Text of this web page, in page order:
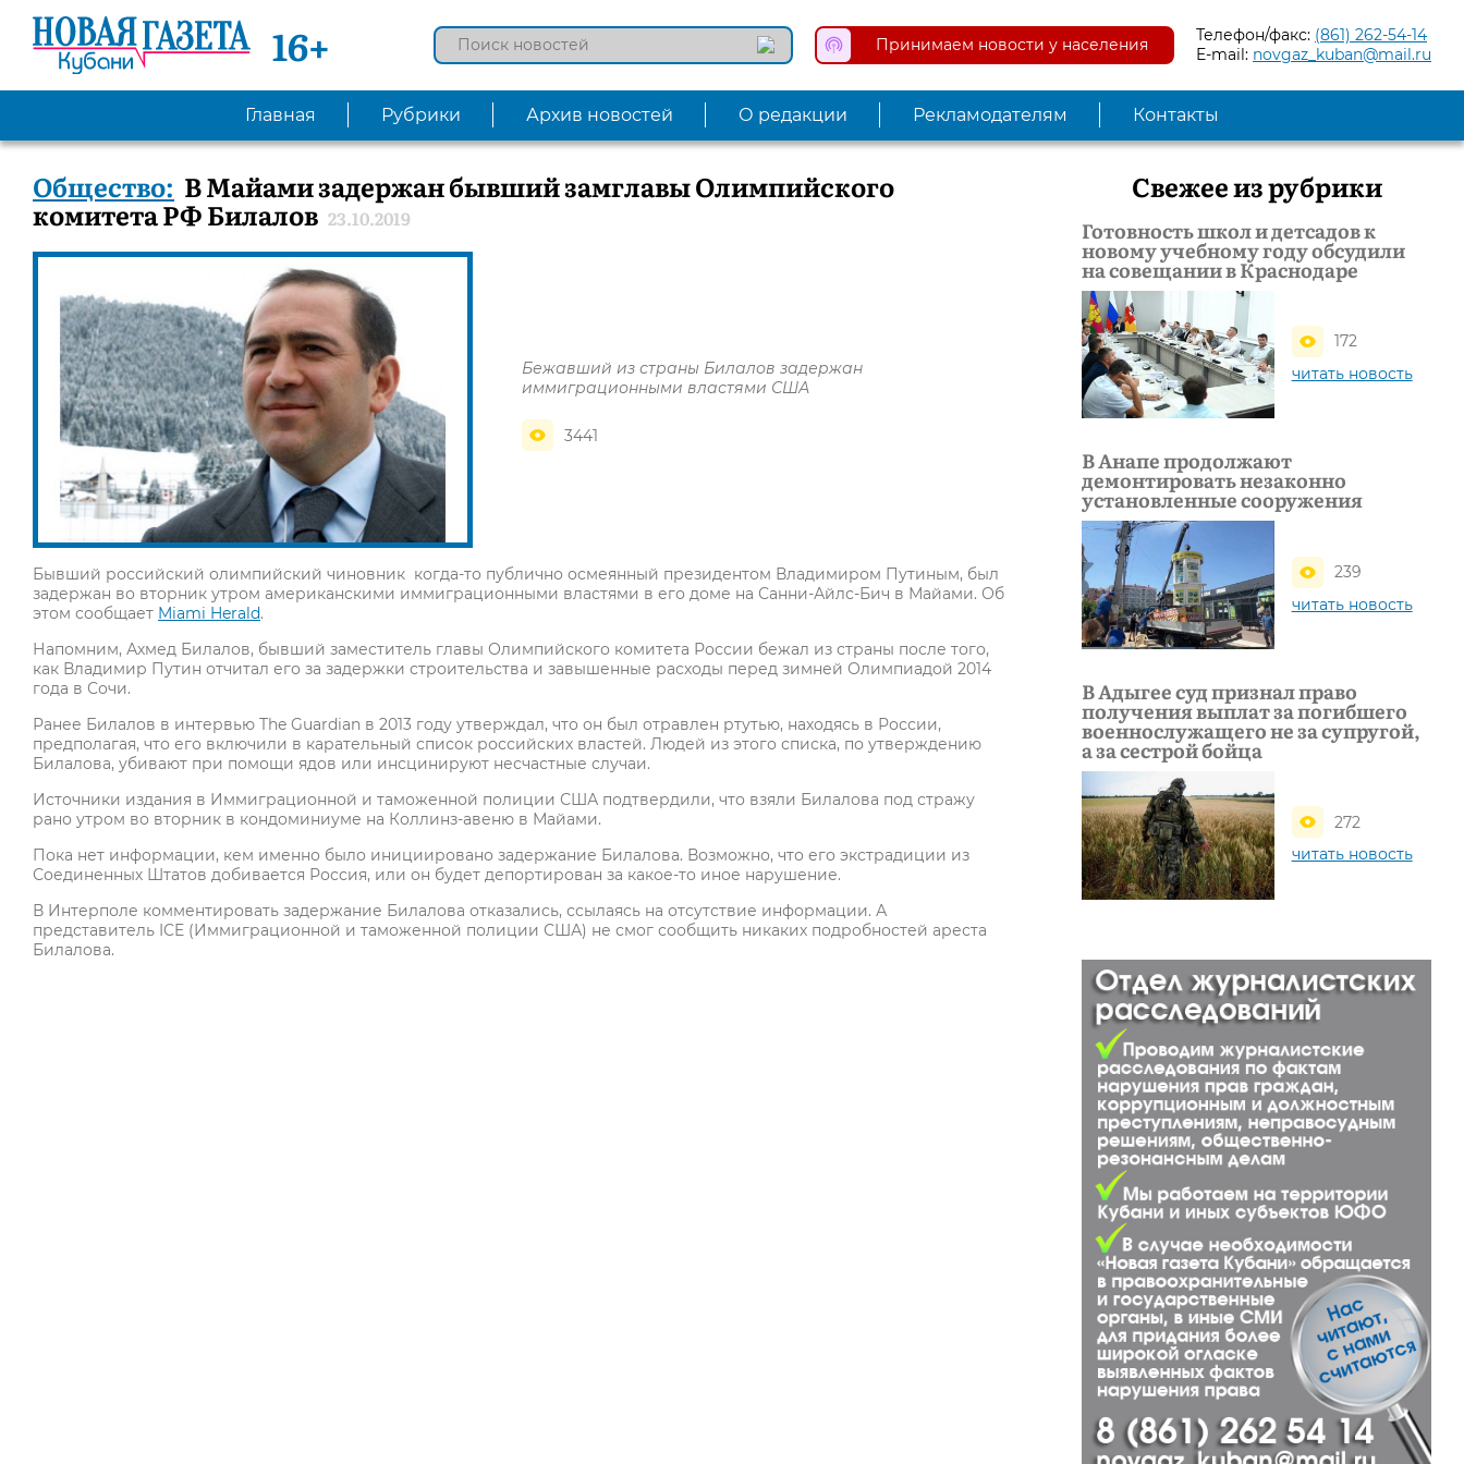
16+ Принимаем новости у населения Телефон/факс: (861) 262-54-14
E-mail: novgaz_kuban@mail.ru
Главная Рубрики Архив новостей О редакции Рекламодателям Контакты
Общество: В Майами задержан бывший замглавы Олимпийского
комитета РФ Билалов 23.10.2019
Бежавший из страны Билалов задержан
иммиграционными властями США
3441
Бывший российский олимпийский чиновник когда-то публично осмеянный президентом Владимиром Путиным, был
задержан во вторник утром американскими иммиграционными властями в его доме на Санни-Айлс-Бич в Майами. Об
этом сообщает Miami Herald.
Напомним, Ахмед Билалов, бывший заместитель главы Олимпийского комитета России бежал из страны после того,
как Владимир Путин отчитал его за задержки строительства и завышенные расходы перед зимней Олимпиадой 2014
года в Сочи.
Ранее Билалов в интервью The Guardian в 2013 году утверждал, что он был отравлен ртутью, находясь в России,
предполагая, что его включили в карательный список российских властей. Людей из этого списка, по утверждению
Билалова, убивают при помощи ядов или инсцинируют несчастные случаи.
Источники издания в Иммиграционной и таможенной полиции США подтвердили, что взяли Билалова под стражу
рано утром во вторник в кондоминиуме на Коллинз-авеню в Майами.
Пока нет информации, кем именно было инициировано задержание Билалова. Возможно, что его экстрадиции из
Соединенных Штатов добивается Россия, или он будет депортирован за какое-то иное нарушение.
В Интерполе комментировать задержание Билалова отказались, ссылаясь на отсутствие информации. А
представитель ICE (Иммиграционной и таможенной полиции США) не смог сообщить никаких подробностей ареста
Билалова.
Свежее из рубрики
Готовность школ и детсадов к
новому учебному году обсудили
на совещании в Краснодаре
172
читать новость
В Анапе продолжают
демонтировать незаконно
установленные сооружения
239
читать новость
В Адыгее суд признал право
получения выплат за погибшего
военнослужащего не за супругой,
а за сестрой бойца
272
читать новость